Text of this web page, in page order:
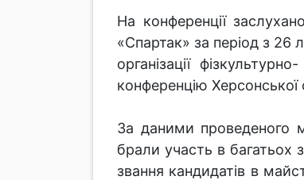
На конференції
«Спартак» за період з 26
організації
конференцію Херсонської
За даними проведеного
брали участь в багатьох
звання кандидатів в